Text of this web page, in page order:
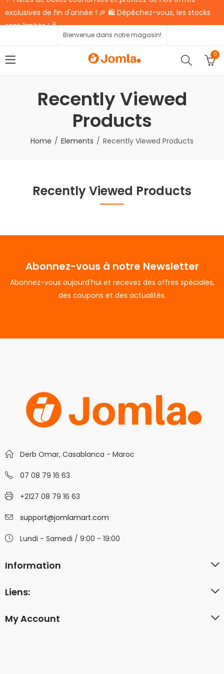
exclusives de fin d'année ! 🎉 🛍️ Dépêchez-vous, les stocks
sont limités ! ⏳
Bienvenue dans notre magasin!
0
Recently Viewed
Products
Home Elements Recently Viewed Products
Recently Viewed Products
Abonnez-vous à notre Newsletter
Abonnez-vous aujourd'hui et recevez des offres spéciales,
des coupons et des actualités.
Derb Omar, Casablanca - Maroc
07 08 79 16 63
+2127 08 79 16 63
support@jomlamart.com
Lundi - Samedi / 9:00 - 19:00
Information
Liens:
My Account